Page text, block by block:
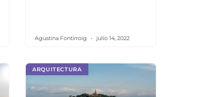
Agustina Fontirroig julio 14, 2022
ARQUITECTURA